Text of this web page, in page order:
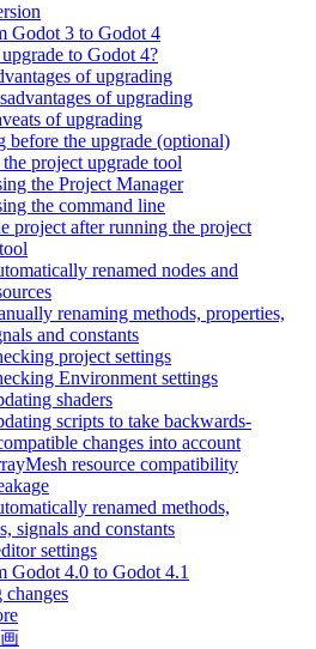
Godot 3 to Godot 4
to Godot 4?
of upgrading
of upgrading
of upgrading
before the upgrade (optional)
project upgrade tool
the Project Manager
the command line
project after running the project
renamed nodes and
renaming methods, properties,
and constants
project settings
Environment settings
shaders
scripts to take backwards-
changes into account
resource compatibility
renamed methods,
signals and constants
settings
Godot 4.0 to Godot 4.1